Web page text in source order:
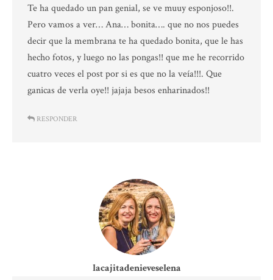
Te ha quedado un pan genial, se ve muuy esponjoso!!.
Pero vamos a ver… Ana… bonita…. que no nos puedes
decir que la membrana te ha quedado bonita, que le has
hecho fotos, y luego no las pongas!! que me he recorrido
cuatro veces el post por si es que no la veía!!!. Que
ganicas de verla oye!! jajaja besos enharinados!!
RESPONDER
lacajitadenieveselena